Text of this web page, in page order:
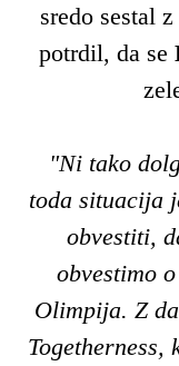
sredo sestal
potrdil, da se
"Ni tako
toda situacija
obvestiti,
obvestimo
Olimpija. Z
Togetherness,